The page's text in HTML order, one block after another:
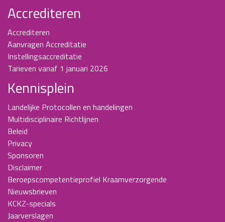
Accrediteren
Accrediteren
Aanvragen Accreditatie
Instellingsaccreditatie
Tarieven vanaf 1 januari 2026
Kennisplein
Landelijke Protocollen en handelingen
Multidisciplinaire Richtlijnen
Beleid
Privacy
Sponsoren
Disclaimer
Beroepscompetentieprofiel Kraamverzorgende
Nieuwsbrieven
KCKZ-specials
Jaarverslagen